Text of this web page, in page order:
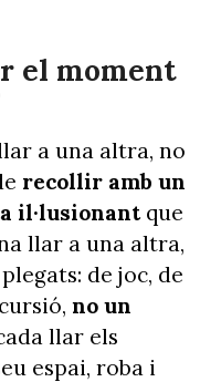
el moment
a una altra, no
recollir amb un
il·lusionantque
llar a una altra,
de joc, de
no un
llar els
espai, roba i